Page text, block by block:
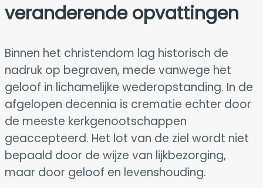
veranderende opvattingen
Binnen het christendom lag historisch de
nadruk op begraven, mede vanwege het
geloof in lichamelijke wederopstanding. In de
afgelopen decennia is crematie echter door
de meeste kerkgenootschappen
geaccepteerd. Het lot van de ziel wordt niet
bepaald door de wijze van lijkbezorging,
maar door geloof en levenshouding.